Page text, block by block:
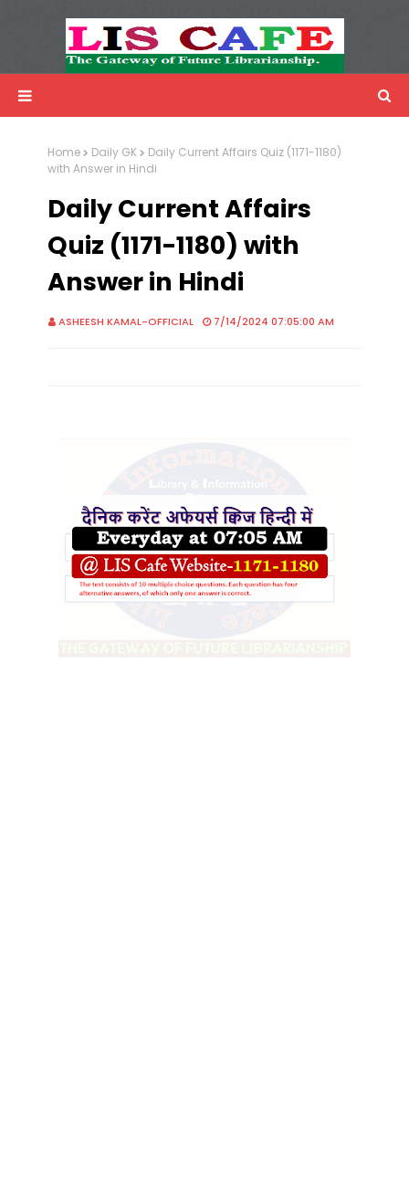
Advertisemnet
Home Daily GK
Daily Current Affairs Quiz (1171-1180)
with Answer in Hindi
Daily Current Affairs
Quiz (1171-1180) with
Answer in Hindi
ASHEESH KAMAL-OFFICIAL 7/14/2024 07:05:00 AM